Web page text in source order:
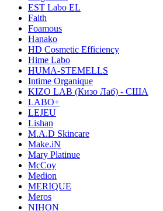
EST Labo EL
Faith
Foamous
Hanako
HD Cosmetic Efficiency
Hime Labo
HUMA-STEMELLS
Intime Organique
KIZO LAB (Кизо Лаб) - США
LABO+
LEJEU
Lishan
M.A.D Skincare
Make.iN
Mary Platinue
McCoy
Medion
MERIQUE
Meros
NIHON